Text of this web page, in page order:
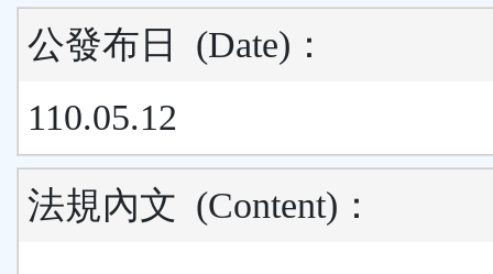
公發布日 (Date) ：
110.05.12
法規內文 (Content) ：